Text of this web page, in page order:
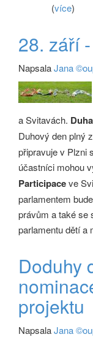
(více)
28. září
NapsalaJana
a Svitavách.
Duhový den plný
připravuje v Plzni
účastníci mohou
Participaceve
parlamentem
právům a také se
parlamentu dětí a
Doduhy
projektu
NapsalaJana